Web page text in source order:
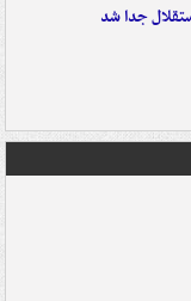
جدا شد